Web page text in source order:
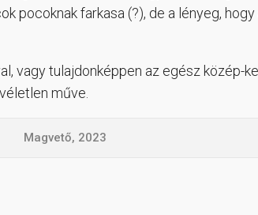
pocoknak farkasa (?), de a lényeg,
vagy tulajdonképpen az egész közép-
műve.
Magvető, 2023